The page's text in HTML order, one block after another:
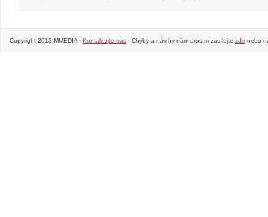
Copyright 2013 MMEDIA · Kontaktujte nás · Chyby a návrhy nám prosím zasílejte zde nebo